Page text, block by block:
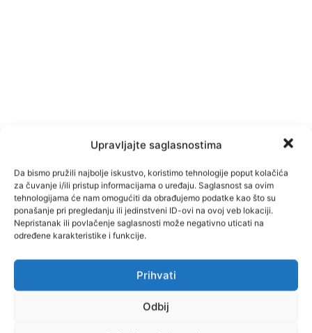
Upravljajte saglasnostima
Da bismo pružili najbolje iskustvo, koristimo tehnologije poput kolačića
za čuvanje i/ili pristup informacijama o uređaju. Saglasnost sa ovim
tehnologijama će nam omogućiti da obrađujemo podatke kao što su
ponašanje pri pregledanju ili jedinstveni ID-ovi na ovoj veb lokaciji.
Nepristanak ili povlačenje saglasnosti može negativno uticati na
određene karakteristike i funkcije.
Prihvati
Odbij
Pinterest